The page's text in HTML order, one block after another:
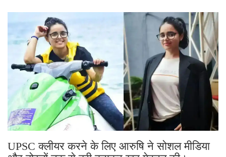
UPSC क्लीयर करने के लिए आरुषि ने सोशल मीडिया